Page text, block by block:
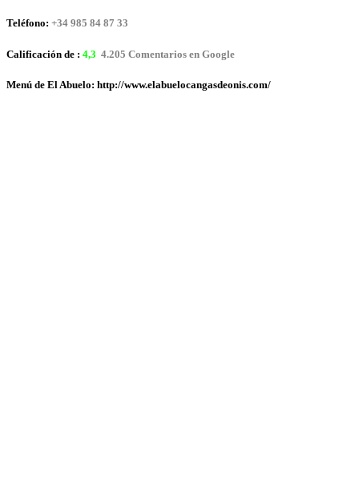
Teléfono: +34 985 84 87 33
Calificación de : 4,3 4.205 Comentarios en Google
Menú de El Abuelo: http://www.elabuelocangasdeonis.com/